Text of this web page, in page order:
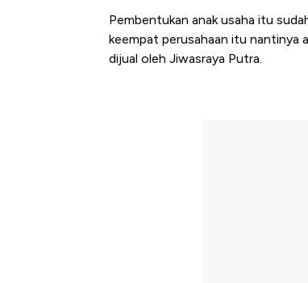
Pembentukan anak usaha itu
keempat perusahaan itu nantinya
dijual oleh Jiwasraya Putra.